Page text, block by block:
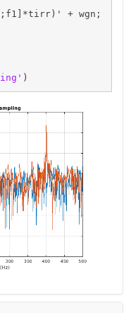
+ wgn;
)